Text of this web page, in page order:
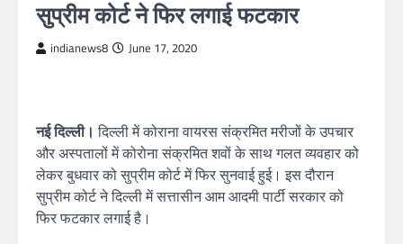
सुप्रीम कोर्ट ने फिर लगाई फटकार
indianews8 June 17, 2020
नई दिल्ली। दिल्ली में कोराना वायरस संक्रमित मरीजों के उपचार
और अस्पतालों में कोरोना संक्रमित शवों के साथ गलत व्यवहार को
लेकर बुधवार को सुप्रीम कोर्ट में फिर सुनवाई हुई। इस दौरान
सुप्रीम कोर्ट ने दिल्ली में सत्तासीन आम आदमी पार्टी सरकार को
फिर फटकार लगाई है।